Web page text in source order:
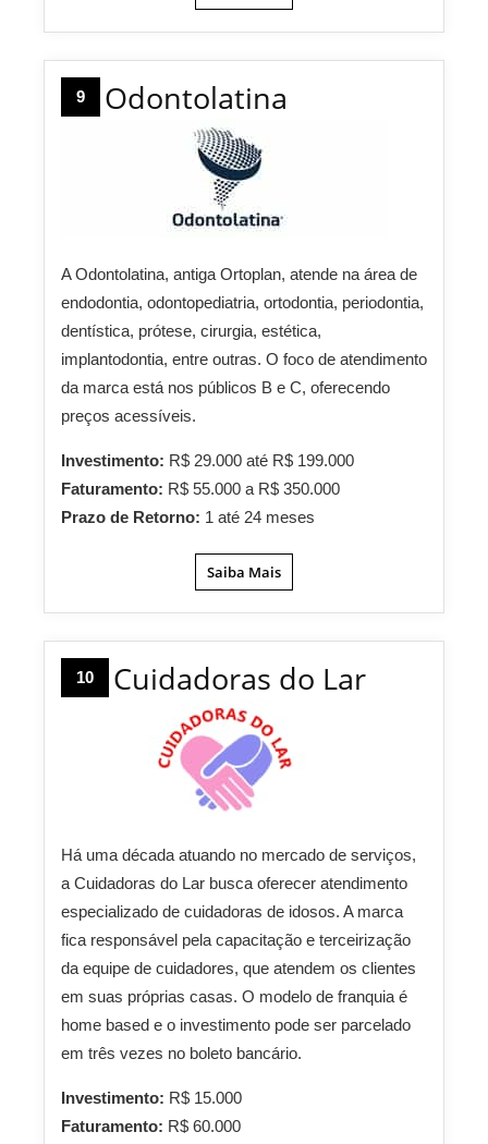
9 Odontolatina
A Odontolatina, antiga Ortoplan, atende na área de
endodontia, odontopediatria, ortodontia, periodontia,
dentística, prótese, cirurgia, estética,
implantodontia, entre outras. O foco de atendimento
da marca está nos públicos B e C, oferecendo
preços acessíveis.
Investimento: R$ 29.000 até R$ 199.000
Faturamento: R$ 55.000 a R$ 350.000
Prazo de Retorno: 1 até 24 meses
Saiba Mais
10 Cuidadoras do Lar
Há uma década atuando no mercado de serviços,
a Cuidadoras do Lar busca oferecer atendimento
especializado de cuidadoras de idosos. A marca
fica responsável pela capacitação e terceirização
da equipe de cuidadores, que atendem os clientes
em suas próprias casas. O modelo de franquia é
home based e o investimento pode ser parcelado
em três vezes no boleto bancário.
Investimento: R$ 15.000
Faturamento: R$ 60.000